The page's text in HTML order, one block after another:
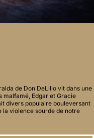
de Don DeLillo vit dans une
Edgar et Gracie
divers populaire bouleversant
violence sourde de notre